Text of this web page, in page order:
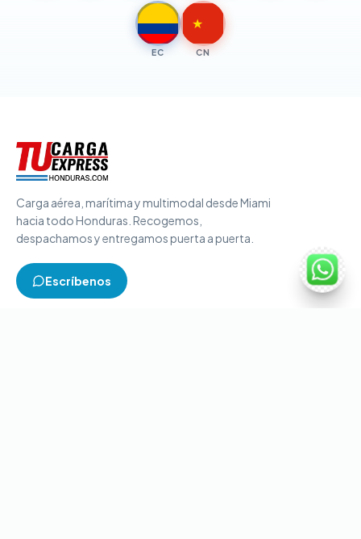
EC
★
CN
Carga aérea, marítima y multimodal desde Miami
hacia todo Honduras. Recogemos,
despachamos y entregamos puerta a puerta.
Escríbenos